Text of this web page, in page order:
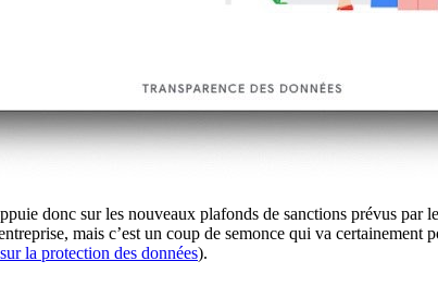
donc sur les nouveaux plafonds de sanctions prévus
mais c’est un coup de semonce qui va certainement
la protection des données).